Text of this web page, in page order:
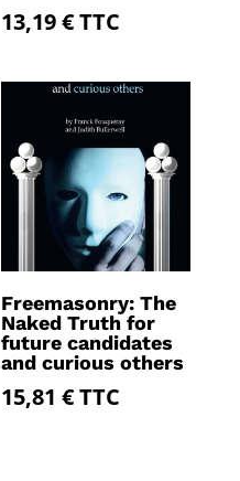
13,19€TTC
Freemasonry: The
Naked Truth for
future candidates
and curious others
15,81€TTC